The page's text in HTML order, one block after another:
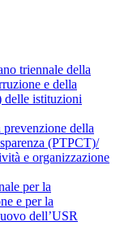
triennale della
e della
delle istituzioni
della
(PTPCT)/
e organizzazione
per la
e per la
dell’USR